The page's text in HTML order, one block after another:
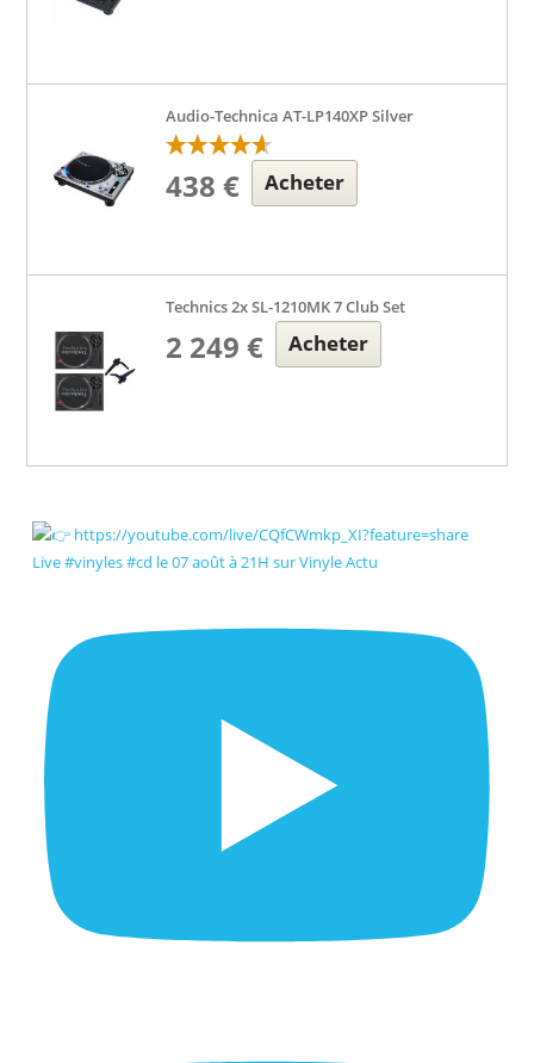
Audio-Technica AT-LP140XP Silver
438 € Acheter
Technics 2x SL-1210MK 7 Club Set
2 249 € Acheter
Live #vinyles #cd le 07 août à 21H sur Vinyle Actu